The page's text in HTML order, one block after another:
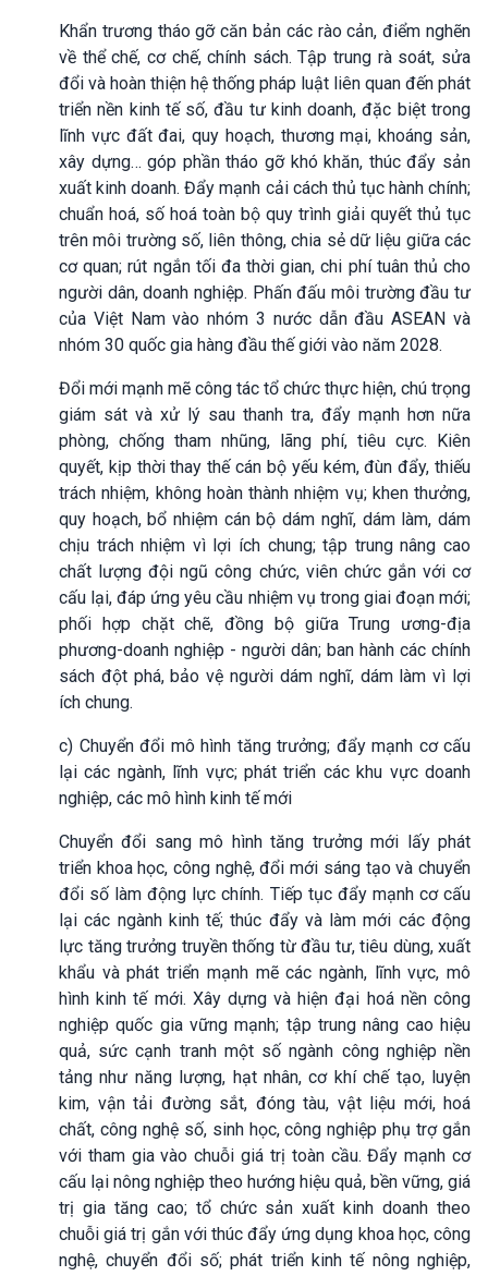
Khẩn trương tháo gỡ căn bản các rào cản, điểm nghẽn
về thể chế, cơ chế, chính sách. Tập trung rà soát, sửa
đổi và hoàn thiện hệ thống pháp luật liên quan đến phát
triển nền kinh tế số, đầu tư kinh doanh, đặc biệt trong
lĩnh vực đất đai, quy hoạch, thương mại, khoáng sản,
xây dựng… góp phần tháo gỡ khó khăn, thúc đẩy sản
xuất kinh doanh. Đẩy mạnh cải cách thủ tục hành chính;
chuẩn hoá, số hoá toàn bộ quy trình giải quyết thủ tục
trên môi trường số, liên thông, chia sẻ dữ liệu giữa các
cơ quan; rút ngắn tối đa thời gian, chi phí tuân thủ cho
người dân, doanh nghiệp. Phấn đấu môi trường đầu tư
của Việt Nam vào nhóm 3 nước dẫn đầu ASEAN và
nhóm 30 quốc gia hàng đầu thế giới vào năm 2028.
Đổi mới mạnh mẽ công tác tổ chức thực hiện, chú trọng
giám sát và xử lý sau thanh tra, đẩy mạnh hơn nữa
phòng, chống tham nhũng, lãng phí, tiêu cực. Kiên
quyết, kịp thời thay thế cán bộ yếu kém, đùn đẩy, thiếu
trách nhiệm, không hoàn thành nhiệm vụ; khen thưởng,
quy hoạch, bổ nhiệm cán bộ dám nghĩ, dám làm, dám
chịu trách nhiệm vì lợi ích chung; tập trung nâng cao
chất lượng đội ngũ công chức, viên chức gắn với cơ
cấu lại, đáp ứng yêu cầu nhiệm vụ trong giai đoạn mới;
phối hợp chặt chẽ, đồng bộ giữa Trung ương-địa
phương-doanh nghiệp - người dân; ban hành các chính
sách đột phá, bảo vệ người dám nghĩ, dám làm vì lợi
ích chung.
c) Chuyển đổi mô hình tăng trưởng; đẩy mạnh cơ cấu
lại các ngành, lĩnh vực; phát triển các khu vực doanh
nghiệp, các mô hình kinh tế mới
Chuyển đổi sang mô hình tăng trưởng mới lấy phát
triển khoa học, công nghệ, đổi mới sáng tạo và chuyển
đổi số làm động lực chính. Tiếp tục đẩy mạnh cơ cấu
lại các ngành kinh tế; thúc đẩy và làm mới các động
lực tăng trưởng truyền thống từ đầu tư, tiêu dùng, xuất
khẩu và phát triển mạnh mẽ các ngành, lĩnh vực, mô
hình kinh tế mới. Xây dựng và hiện đại hoá nền công
nghiệp quốc gia vững mạnh; tập trung nâng cao hiệu
quả, sức cạnh tranh một số ngành công nghiệp nền
tảng như năng lượng, hạt nhân, cơ khí chế tạo, luyện
kim, vận tải đường sắt, đóng tàu, vật liệu mới, hoá
chất, công nghệ số, sinh học, công nghiệp phụ trợ gắn
với tham gia vào chuỗi giá trị toàn cầu. Đẩy mạnh cơ
cấu lại nông nghiệp theo hướng hiệu quả, bền vững, giá
trị gia tăng cao; tổ chức sản xuất kinh doanh theo
chuỗi giá trị gắn với thúc đẩy ứng dụng khoa học, công
nghệ, chuyển đổi số; phát triển kinh tế nông nghiệp,